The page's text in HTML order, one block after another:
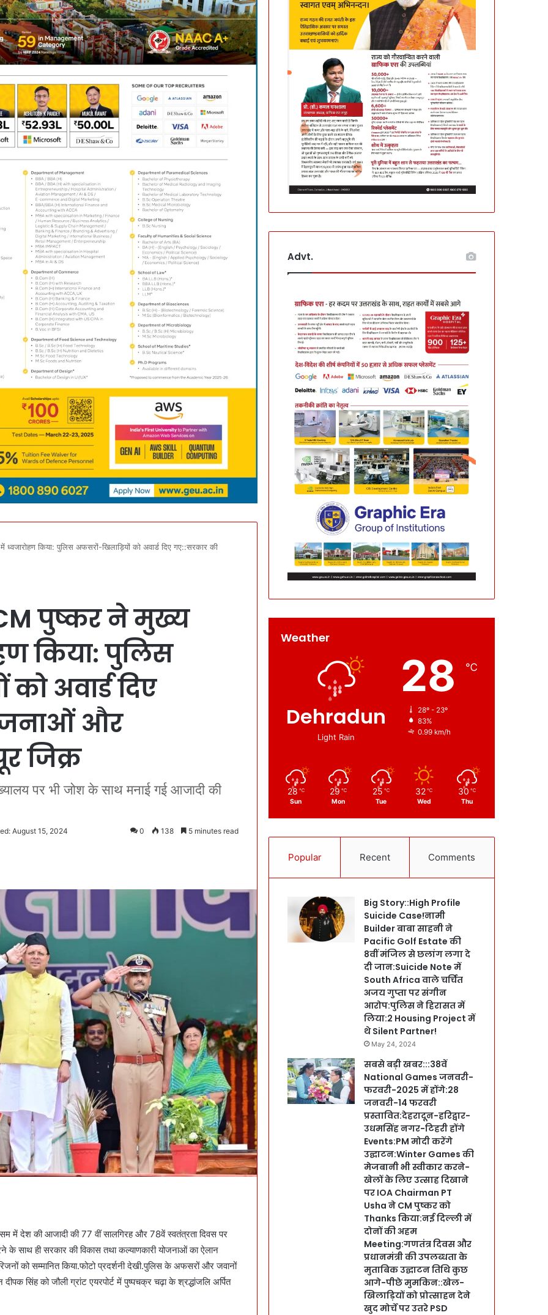
किया: पुलिस अफसरों-खिलाड़ियों को अवार्ड दिए गए::सरकार की
पुष्कर ने मुख्य
किया: पुलिस
अवार्ड दिए
और
जिक्र
पर भी जोश के साथ मनाई गई आजादी की
August 15, 2024 0 138 5 minutes read
में देश की आजादी की 77 वीं सालगिरह और 78वें स्वतंत्रता दिवस पर
के साथ ही सरकार की विकास तथा कल्याणकारी योजनाओं का ऐलान
को सम्मानित किया.फोटो प्रदर्शनी देखी.पुलिस के अफसरों और जवानों
सिंह को जौली ग्रांट एयरपोर्ट में पुष्पचक्र चढ़ा के श्रद्धांजलि अर्पित
Advt.
Weather
Dehradun
Light Rain
28 ℃
28º - 23º
83%
0.99 km/h
28 ℃
Sun
29 ℃
Mon
25 ℃
Tue
32 ℃
Wed
30 ℃
Thu
Popular Recent Comments
Big Story::High Profile
Suicide Case!नामी
Builder बाबा साहनी ने
Pacific Golf Estate की
8वीं मंजिल से छलांग लगा दे
दी जान:Suicide Note में
South Africa वाले चर्चित
अजय गुप्ता पर संगीन
आरोप:पुलिस ने हिरासत में
लिया:2 Housing Project में
थे Silent Partner!
May 24, 2024
सबसे बड़ी खबर:::38वें
National Games जनवरी-
फरवरी-2025 में होंगे:28
जनवरी-14 फरवरी
प्रस्तावित:देहरादून-हरिद्वार-
उधमसिंह नगर-टिहरी होंगे
Events:PM मोदी करेंगे
उद्घाटन:Winter Games की
मेजबानी भी स्वीकार करने-
खेलों के लिए उत्साह दिखाने
पर IOA Chairman PT
Usha ने CM पुष्कर को
Thanks किया:नई दिल्ली में
दोनों की अहम
Meeting:गणतंत्र दिवस और
प्रधानमंत्री की उपलब्धता के
मुताबिक उद्घाटन तिथि कुछ
आगे-पीछे मुमकिन::खेल-
खिलाड़ियों को प्रोत्साहन देने
खुद मोर्चे पर उतरे PSD